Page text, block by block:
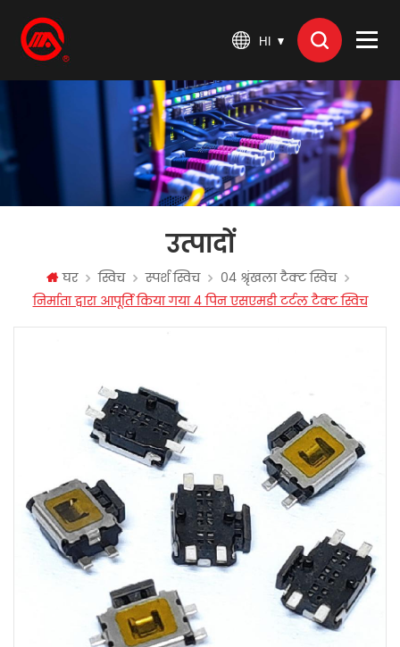
HI
उत्पादों
घर स्विच स्पर्श स्विच
04 श्रृंखला टैक्ट स्विच
निर्माता द्वारा आपूर्ति किया गया 4 पिन एसएमडी टर्टल टैक्ट स्विच